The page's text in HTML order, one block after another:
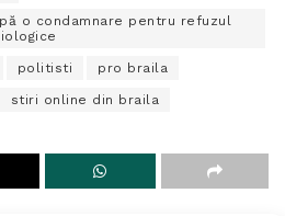
o condamnare pentru refuzul
politisti pro braila
stiri online din braila